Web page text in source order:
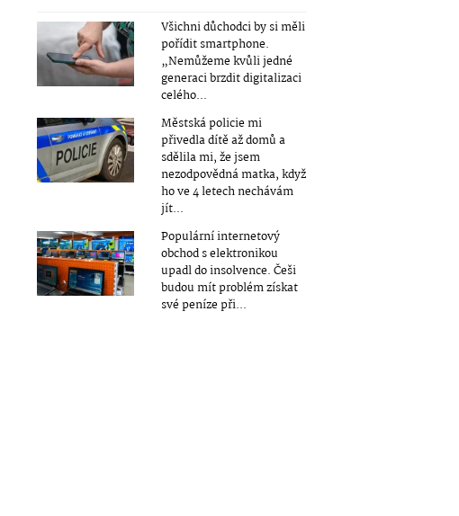
Všichni důchodci by si měli
pořídit smartphone.
„Nemůžeme kvůli jedné
generaci brzdit digitalizaci
celého...
Městská policie mi
přivedla dítě až domů a
sdělila mi, že jsem
nezodpovědná matka, když
ho ve 4 letech nechávám
jít...
Populární internetový
obchod s elektronikou
upadl do insolvence. Češi
budou mít problém získat
své peníze při...